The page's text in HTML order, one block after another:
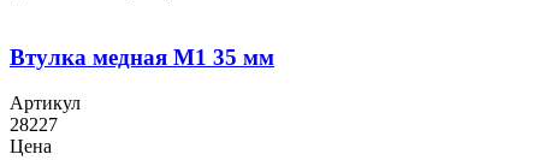
Втулка медная М1 35 мм
Артикул
28227
Цена